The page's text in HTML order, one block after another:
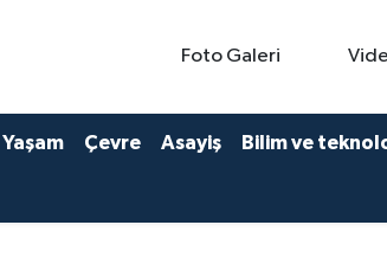
Foto Galeri
Yaşam Çevre Asayiş Bilim ve